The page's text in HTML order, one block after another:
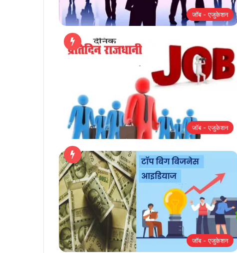
जॉब - एजुकेशन
जॉब - एजुकेशन
जॉब - एजुकेशन